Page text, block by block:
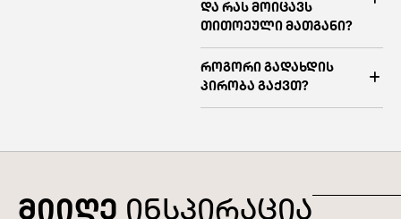
და რას მოიცავს
თითოეული მათგანი?
როგორი გადახდის
პირობა გაქვთ?